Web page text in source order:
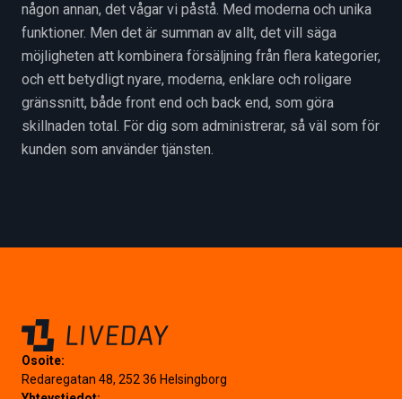
någon annan, det vågar vi påstå. Med moderna och unika
funktioner. Men det är summan av allt, det vill säga
möjligheten att kombinera försäljning från flera kategorier,
och ett betydligt nyare, moderna, enklare och roligare
gränssnitt, både front end och back end, som göra
skillnaden total. För dig som administrerar, så väl som för
kunden som använder tjänsten.
Osoite:
Redaregatan 48, 252 36 Helsingborg